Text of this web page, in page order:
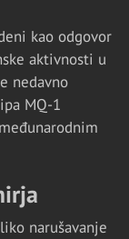
kao odgovor
aktivnosti u
nedavno
MQ-1
narušavanje